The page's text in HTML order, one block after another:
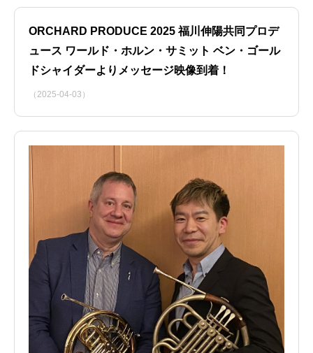
ORCHARD PRODUCE 2025 福川伸陽共同プロデ
ュース ワールド・ホルン・サミット ベン・ゴール
ドシャイダーよりメッセージ映像到着！
（2025-04-03）